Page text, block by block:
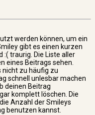
werden können, um ein
gibt es einen kurzen
:( traurig. Die Liste aller
eines Beitrags sehen.
zu häufig zu
schnell unlesbar machen
deinen Beitrag
komplett löschen. Die
Anzahl der Smileys
benutzen kannst.